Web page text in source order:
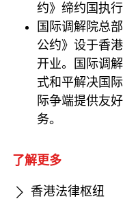
约》缔约国执行
国际调解院总
公约》设于香
开业。国际调
式和平解决国
际争端提供友
务。
了解更多
香港法律枢纽